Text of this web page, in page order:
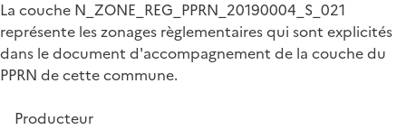
La couche N_ZONE_REG_PPRN_20190004_S_021
représente les zonages règlementaires qui sont explicités
dans le document d'accompagnement de la couche du
PPRN de cette commune.
Producteur